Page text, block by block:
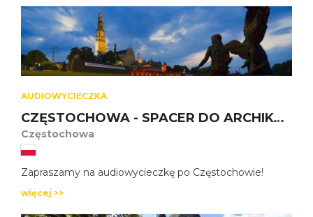
AUDIOWYCIECZKA
CZĘSTOCHOWA - SPACER DO ARCHIKATEDRY
Częstochowa
Zapraszamy na audiowycieczkę po Częstochowie!
więcej >>